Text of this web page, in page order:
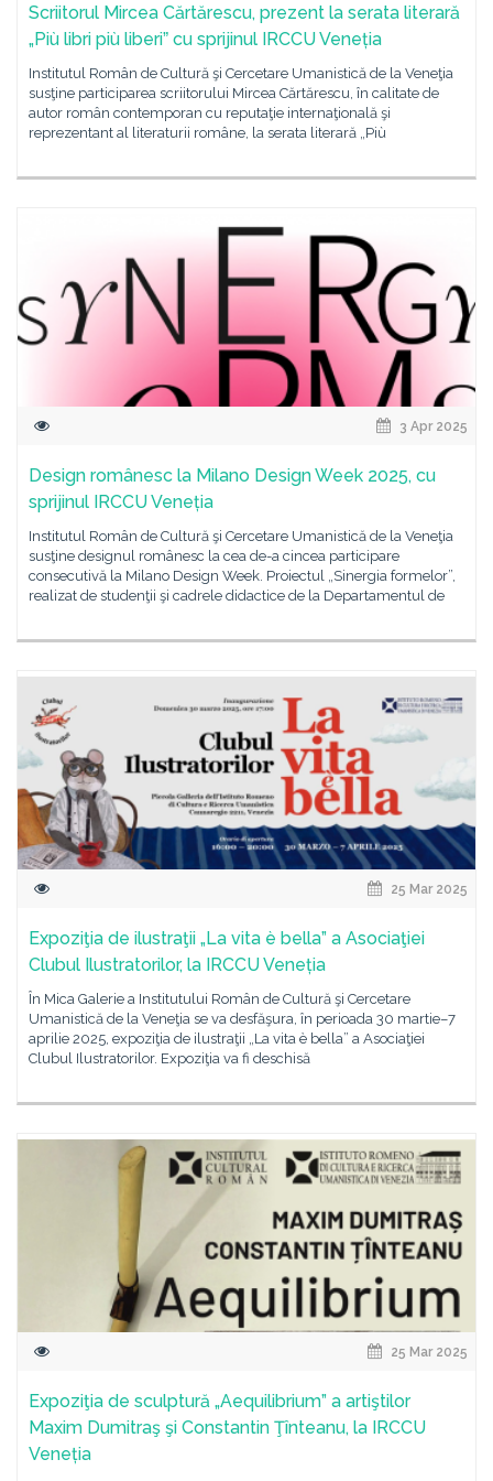
Scriitorul Mircea Cărtărescu, prezent la serata literară
„Più libri più liberiˮ cu sprijinul IRCCU Veneția
Institutul Român de Cultură şi Cercetare Umanistică de la Veneţia
susţine participarea scriitorului Mircea Cărtărescu, în calitate de
autor român contemporan cu reputaţie internaţională şi
reprezentant al literaturii române, la serata literară „Più
3 Apr 2025
Design românesc la Milano Design Week 2025, cu
sprijinul IRCCU Veneția
Institutul Român de Cultură şi Cercetare Umanistică de la Veneţia
susţine designul românesc la cea de-a cincea participare
consecutivă la Milano Design Week. Proiectul „Sinergia formelor”,
realizat de studenţii şi cadrele didactice de la Departamentul de
25 Mar 2025
Expoziţia de ilustraţii „La vita è bella” a Asociaţiei
Clubul Ilustratorilor, la IRCCU Veneția
În Mica Galerie a Institutului Român de Cultură şi Cercetare
Umanistică de la Veneţia se va desfăşura, în perioada 30 martie–7
aprilie 2025, expoziţia de ilustraţii „La vita è bella” a Asociaţiei
Clubul Ilustratorilor. Expoziţia va fi deschisă
25 Mar 2025
Expoziţia de sculptură „Aequilibrium” a artiştilor
Maxim Dumitraş şi Constantin Ţînteanu, la IRCCU
Veneția